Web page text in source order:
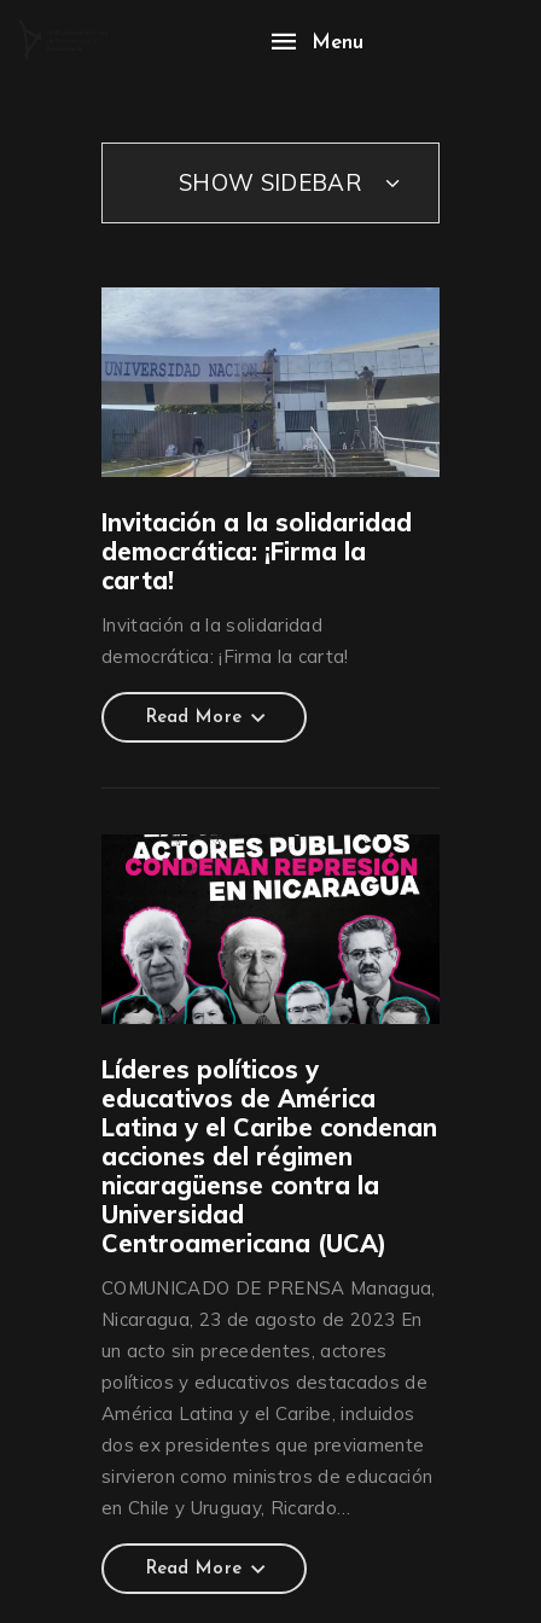
Menu
Invitación a la solidaridad
democrática: ¡Firma la
carta!
Invitación a la solidaridad
democrática: ¡Firma la carta!
Read More
Líderes políticos y
educativos de América
Latina y el Caribe condenan
acciones del régimen
nicaragüense contra la
Universidad
Centroamericana (UCA)
COMUNICADO DE PRENSA Managua,
Nicaragua, 23 de agosto de 2023 En
un acto sin precedentes, actores
políticos y educativos destacados de
América Latina y el Caribe, incluidos
dos ex presidentes que previamente
sirvieron como ministros de educación
en Chile y Uruguay, Ricardo…
Read More
SHOW SIDEBAR